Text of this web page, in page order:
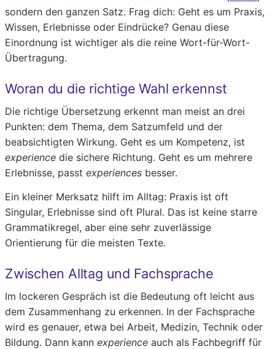
sondern den ganzen Satz. Frag dich: Geht es um Praxis,
Wissen, Erlebnisse oder Eindrücke? Genau diese
Einordnung ist wichtiger als die reine Wort-für-Wort-
Übertragung.
Woran du die richtige Wahl erkennst
Die richtige Übersetzung erkennt man meist an drei
Punkten: dem Thema, dem Satzumfeld und der
beabsichtigten Wirkung. Geht es um Kompetenz, ist
experience die sichere Richtung. Geht es um mehrere
Erlebnisse, passt experiences besser.
Ein kleiner Merksatz hilft im Alltag: Praxis ist oft
Singular, Erlebnisse sind oft Plural. Das ist keine starre
Grammatikregel, aber eine sehr zuverlässige
Orientierung für die meisten Texte.
Zwischen Alltag und Fachsprache
Im lockeren Gespräch ist die Bedeutung oft leicht aus
dem Zusammenhang zu erkennen. In der Fachsprache
wird es genauer, etwa bei Arbeit, Medizin, Technik oder
Bildung. Dann kann experience auch als Fachbegriff für